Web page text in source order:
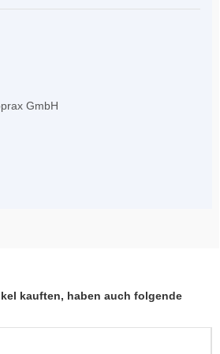
GmbH
kauften, haben auch folgende